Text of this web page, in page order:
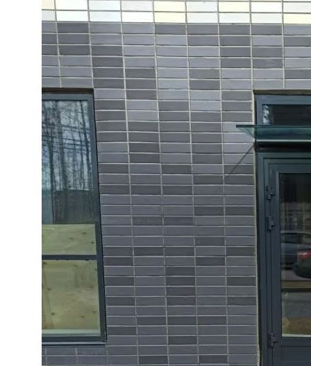
Конструкции из
стекла и металла